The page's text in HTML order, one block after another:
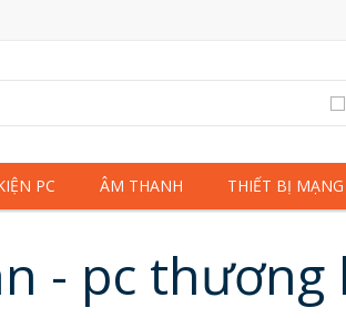
PC ÂM THANH THIẾT BỊ MẠNG
- pc